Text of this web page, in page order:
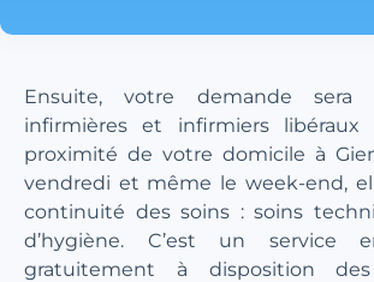
Ensuite, votre demande sera
infirmières et infirmiers libéraux
proximité de votre domicile à
vendredi et même le week-end,
continuité des soins : soins
d’hygiène. C’est un service
gratuitement à disposition